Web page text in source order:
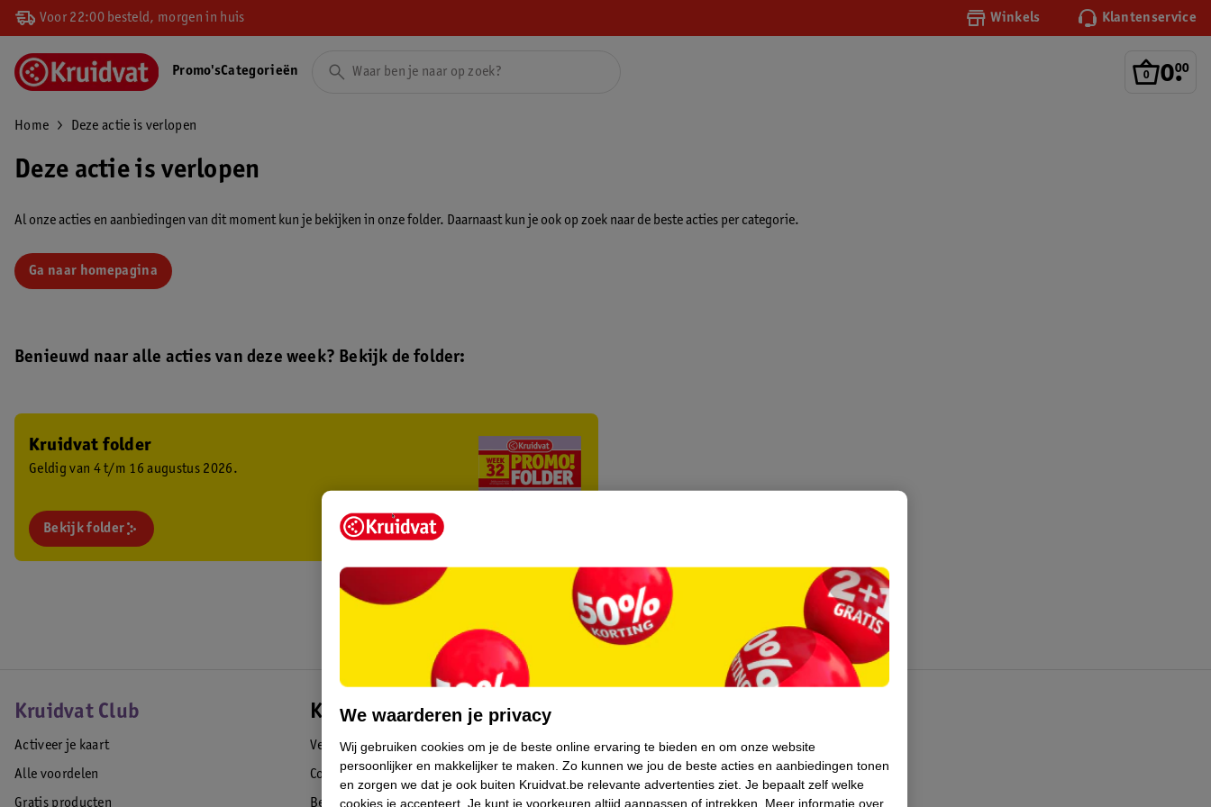
Voor 22:00 besteld, morgen in huis Winkels Klantenservice
0.
00
Promo'sCategorieën
Home Deze actie is verlopen
Deze actie is verlopen
Al onze acties en aanbiedingen van dit moment kun je bekijken in onze folder. Daarnaast kun je ook op zoek naar de beste acties per categorie.
Ga naar homepagina
Benieuwd naar alle acties van deze week? Bekijk de folder:
Kruidvat folder
Geldig van 4 t/m 16 augustus 2026.
Bekijk folder
Kruidvat Club
Activeer je kaart
Alle voordelen
Gratis producten
Klantenservice
Veelgestelde vragen
Contact
Bestellen & leveren
Over Kruidvat
Pers
Winkelformule
We waarderen je privacy
Wij gebruiken cookies om je de beste online ervaring te bieden en om onze website
persoonlijker en makkelijker te maken. Zo kunnen we jou de beste acties en aanbiedingen tonen
en zorgen we dat je ook buiten Kruidvat.be relevante advertenties ziet. Je bepaalt zelf welke
cookies je accepteert. Je kunt je voorkeuren altijd aanpassen of intrekken.
Meer informatie over